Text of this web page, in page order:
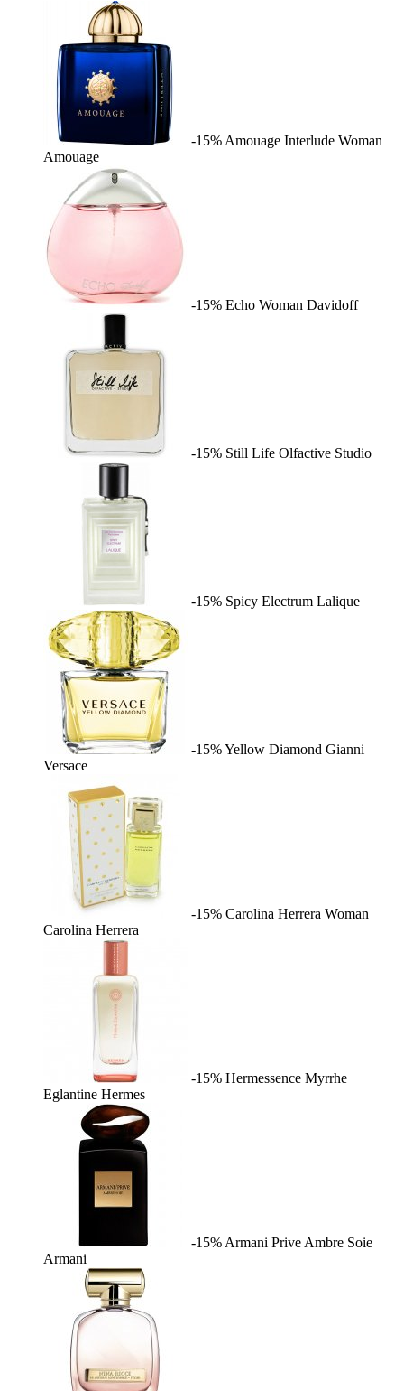
-15% Amouage Interlude Woman
Amouage
-15% Echo Woman Davidoff
-15% Still Life Olfactive Studio
-15% Spicy Electrum Lalique
-15%Yellow Diamond Gianni
Versace
-15% Carolina Herrera Woman
Carolina Herrera
-15% Hermessence Myrrhe
Eglantine Hermes
-15% Armani Prive Ambre Soie
Armani